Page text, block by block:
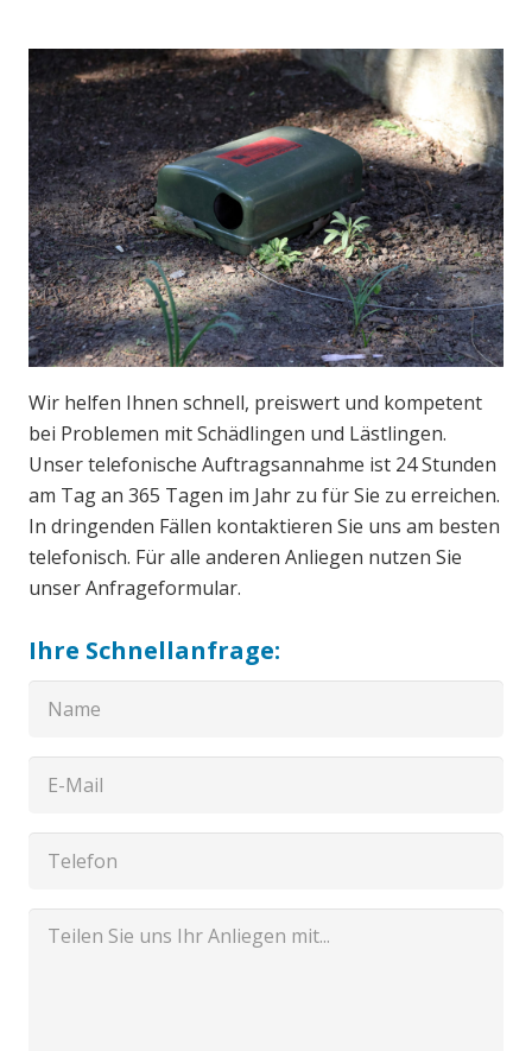
Wir helfen Ihnen schnell, preiswert und kompetent
bei Problemen mit Schädlingen und Lästlingen.
Unser telefonische Auftragsannahme ist 24 Stunden
am Tag an 365 Tagen im Jahr zu für Sie zu erreichen.
In dringenden Fällen kontaktieren Sie uns am besten
telefonisch. Für alle anderen Anliegen nutzen Sie
unser Anfrageformular.
Ihre Schnellanfrage: